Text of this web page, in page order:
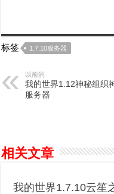
标签 1.7.10服务器
以前的
我的世界1.12神秘组织
服务器
相关文章
我的世界1.7.10云笙